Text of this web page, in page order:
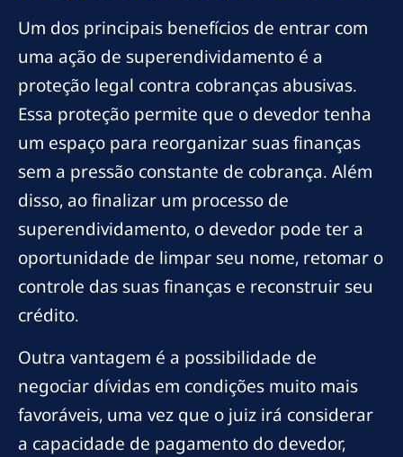
Um dos principais benefícios de entrar com
uma ação de superendividamento é a
proteção legal contra cobranças abusivas.
Essa proteção permite que o devedor tenha
um espaço para reorganizar suas finanças
sem a pressão constante de cobrança. Além
disso, ao finalizar um processo de
superendividamento, o devedor pode ter a
oportunidade de limpar seu nome, retomar o
controle das suas finanças e reconstruir seu
crédito.
Outra vantagem é a possibilidade de
negociar dívidas em condições muito mais
favoráveis, uma vez que o juiz irá considerar
a capacidade de pagamento do devedor,